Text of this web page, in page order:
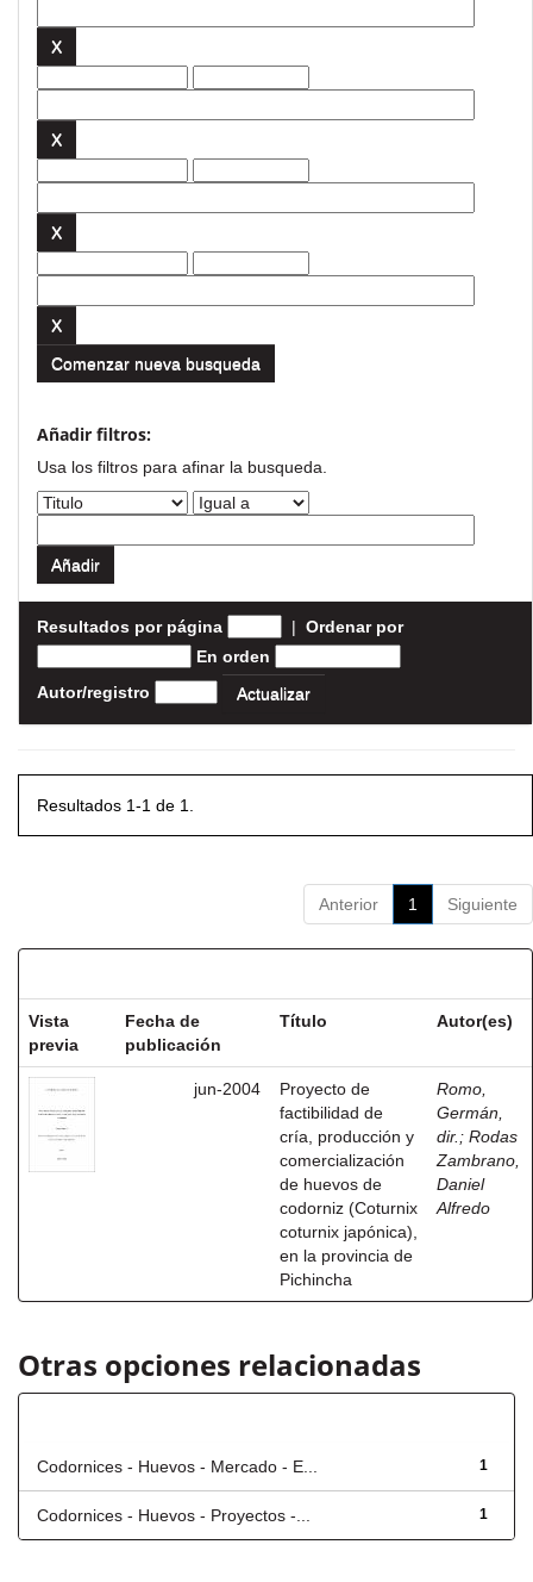
Comenzar nueva busqueda
Añadir filtros:
Usa los filtros para afinar la busqueda.
Resultados por página | Ordenar por
En orden
Autor/registro
Resultados 1-1 de 1.
Anterior 1 Siguiente
Vista
previa
Fecha de
publicación
Título Autor(es)
jun-2004
Proyecto de
factibilidad de
cría, producción y
comercialización
de huevos de
codorniz (Coturnix
coturnix japónica),
en la provincia de
Pichincha
Romo,
Germán,
dir. ; Rodas
Zambrano,
Daniel
Alfredo
Otras opciones relacionadas
1
Codornices - Huevos - Mercado - E...
1
Codornices - Huevos - Proyectos -...